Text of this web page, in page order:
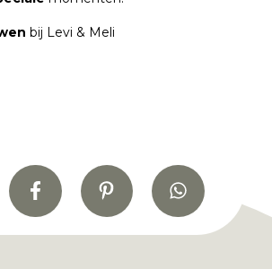
bij Levi & Meli